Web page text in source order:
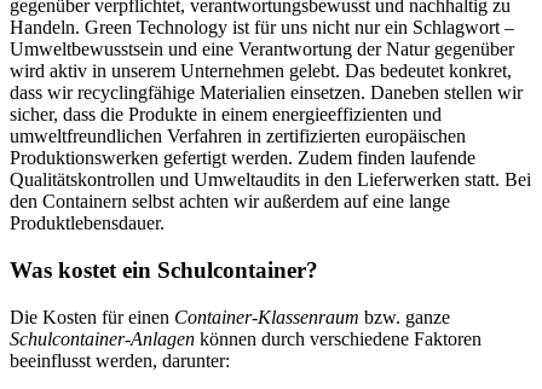
gegenüber verpflichtet, verantwortungsbewusst und nachhaltig zu
Handeln. Green Technology ist für uns nicht nur ein Schlagwort –
Umweltbewusstsein und eine Verantwortung der Natur gegenüber
wird aktiv in unserem Unternehmen gelebt. Das bedeutet konkret,
dass wir recyclingfähige Materialien einsetzen. Daneben stellen wir
sicher, dass die Produkte in einem energieeffizienten und
umweltfreundlichen Verfahren in zertifizierten europäischen
Produktionswerken gefertigt werden. Zudem finden laufende
Qualitätskontrollen und Umweltaudits in den Lieferwerken statt. Bei
den Containern selbst achten wir außerdem auf eine lange
Produktlebensdauer.
Was kostet ein Schulcontainer?
Die Kosten für einen Container-Klassenraum bzw. ganze
Schulcontainer-Anlagen können durch verschiedene Faktoren
beeinflusst werden, darunter: